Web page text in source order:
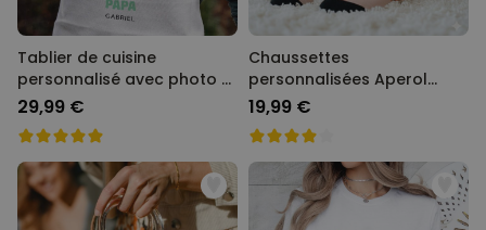
Tablier de cuisine
personnalisé avec photo et
texte
29,99 €
Chaussettes
personnalisées Aperol
avec visage
19,99 €